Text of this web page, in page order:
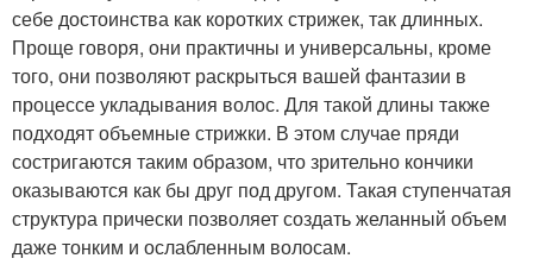
себе достоинства как коротких стрижек, так длинных.
Проще говоря, они практичны и универсальны, кроме
того, они позволяют раскрыться вашей фантазии в
процессе укладывания волос. Для такой длины также
подходят объемные стрижки. В этом случае пряди
состригаются таким образом, что зрительно кончики
оказываются как бы друг под другом. Такая ступенчатая
структура прически позволяет создать желанный объем
даже тонким и ослабленным волосам.